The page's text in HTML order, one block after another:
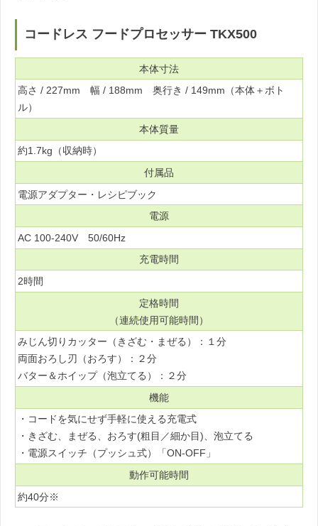
コードレス フードプロセッサー TKX500
本体寸法
高さ / 227mm 幅 / 188mm 奥行き / 149mm（本体＋ボト
ル）
本体質量
約1.7kg（収納時）
付属品
電源アダプター・レシピブック
電源
AC 100-240V 50/60Hz
充電時間
2時間
定格時間
（連続使用可能時間）
みじん切りカッター（きざむ・まぜる）：１分
両面おろし刃（おろす）：２分
バター＆ホイップ（泡立てる）：２分
機能
・コードを気にせず手軽に使える充電式
・きざむ、まぜる、おろす(粗目／細か目)、泡立てる
・電源スイッチ（プッシュ式）「ON-OFF」
動作可能時間
約40分※